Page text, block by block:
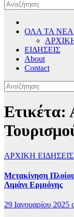
ΟΛΑ ΤΑ
ΕΙΔΗΣΕΙΣ
About
Contact
Ετικέτα:
ΑΡΧΙΚΗ ΕΙΔΗΣΕΙΣ
Μετακίνηση
Λιμάνι Ερμιόνης
29 Ιανουαρίου 2025